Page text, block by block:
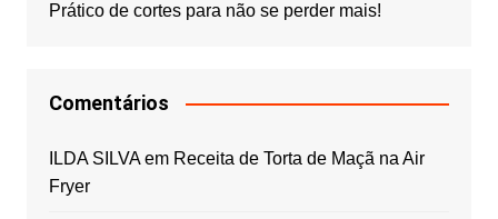
Prático de cortes para não se perder mais!
Comentários
ILDA SILVAem Receita de Torta de Maçã na Air
Fryer